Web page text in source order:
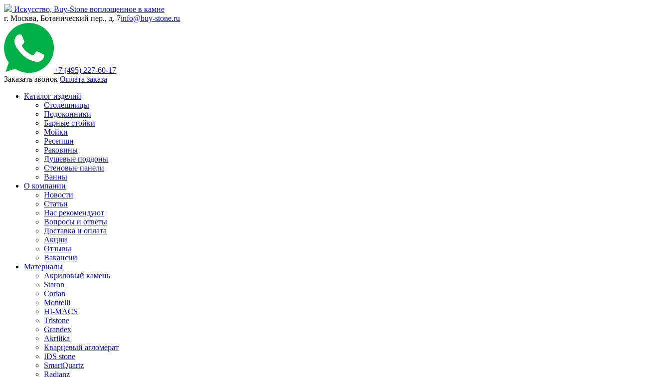
Искусство, Buy-Stone воплощенное в камне
г. Москва, Ботанический пер., д. 7info@buy-stone.ru
+7 (495) 227-60-17
Заказать звонок Оплата заказа
Каталог изделий
Столешницы
Подоконники
Барные стойки
Мойки
Ресепшн
Раковины
Душевые поддоны
Стеновые панели
Ванны
О компании
Новости
Статьи
Нас рекомендуют
Вопросы и ответы
Доставка и оплата
Акции
Отзывы
Вакансии
Материалы
Акриловый камень
Staron
Corian
Montelli
HI-MACS
Tristone
Grandex
Akrilika
Кварцевый агломерат
IDS stone
SmartQuartz
Radianz